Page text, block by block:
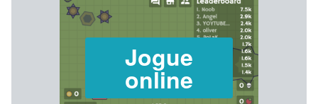
Jogue
online